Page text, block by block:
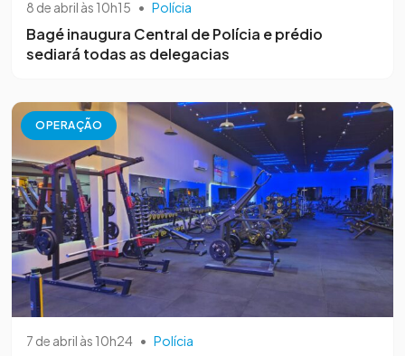
8 de abril às 10h15 • Polícia
Bagé inaugura Central de Polícia e prédio
sediará todas as delegacias
OPERAÇÃO
7 de abril às 10h24 • Polícia